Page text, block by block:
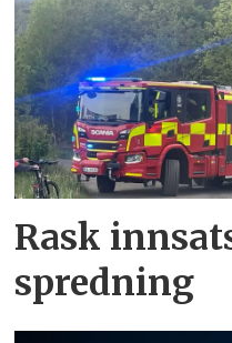
Rask
spredning